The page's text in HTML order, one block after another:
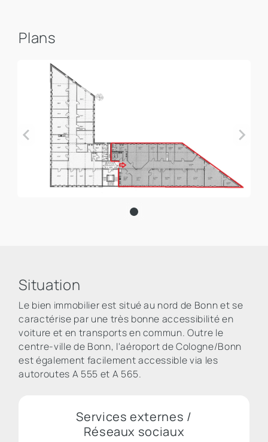
Plans
Situation
Le bien immobilier est situé au nord de Bonn et se
caractérise par une très bonne accessibilité en
voiture et en transports en commun. Outre le
centre-ville de Bonn, l'aéroport de Cologne/Bonn
est également facilement accessible via les
autoroutes A 555 et A 565.
Services externes /
Réseaux sociaux